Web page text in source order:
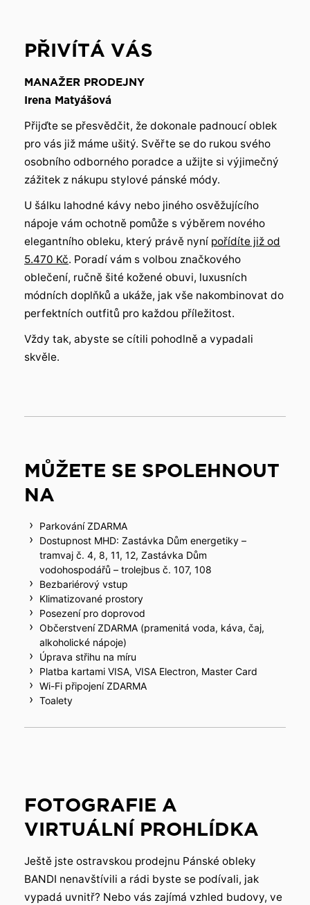
PŘIVÍTÁ VÁS
MANAŽER PRODEJNY
Irena Matyášová
Přijďte se přesvědčit, že dokonale padnoucí oblek
pro vás již máme ušitý. Svěřte se do rukou svého
osobního odborného poradce a užijte si výjimečný
zážitek z nákupu stylové pánské módy.
U šálku lahodné kávy nebo jiného osvěžujícího
nápoje vám ochotně pomůže s výběrem nového
elegantního obleku, který právě nyní pořídíte již od
5.470 Kč. Poradí vám s volbou značkového
oblečení, ručně šité kožené obuvi, luxusních
módních doplňků a ukáže, jak vše nakombinovat do
perfektních outfitů pro každou příležitost.
Vždy tak, abyste se cítili pohodlně a vypadali
skvěle.
MŮŽETE SE SPOLEHNOUT
NA
Parkování ZDARMA
Dostupnost MHD: Zastávka Dům energetiky –
tramvaj č. 4, 8, 11, 12, Zastávka Dům
vodohospodářů – trolejbus č. 107, 108
Bezbariérový vstup
Klimatizované prostory
Posezení pro doprovod
Občerstvení ZDARMA (pramenitá voda, káva, čaj,
alkoholické nápoje)
Úprava střihu na míru
Platba kartami VISA, VISA Electron, Master Card
Wi-Fi připojení ZDARMA
Toalety
FOTOGRAFIE A
VIRTUÁLNÍ PROHLÍDKA
Ještě jste ostravskou prodejnu Pánské obleky
BANDI nenavštívili a rádi byste se podívali, jak
vypadá uvnitř? Nebo vás zajímá vzhled budovy, ve